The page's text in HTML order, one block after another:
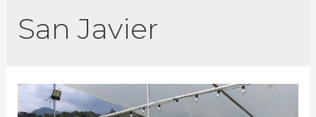
San Javier